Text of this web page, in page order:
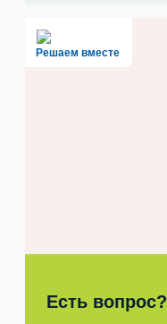
Решаем вместе
Есть вопрос?